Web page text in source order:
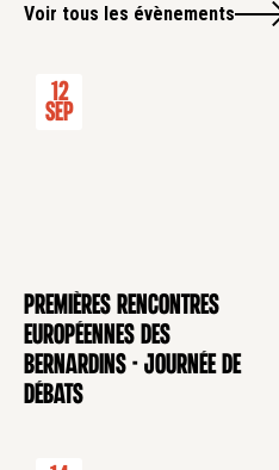
Voir tous les évènements
CONFÉRENCE
12
Sep
Premières rencontres
européennes des
Bernardins - Journée de
débats